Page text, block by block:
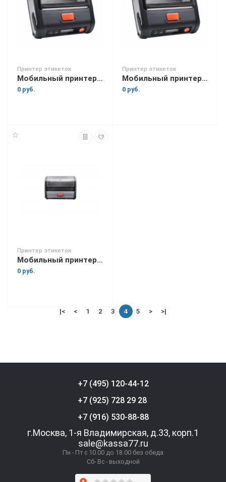
Принтер этикеток
Мобильный принтер этикеток Urovo K219
0 руб.
Принтер этикеток
Мобильный принтер этикеток Urovo K319
0 руб.
Принтер этикеток
Мобильный принтер этикеток Urovo K419B
0 руб.
|< < 1 2 3 4 5 > >|
+7 (495) 120-44-12
+7 (925) 728 29 28
+7 (916) 530-88-88
г.Москва, 1-я Владимирская, д.33, корп.1
sale@kassa77.ru
Пн - Пт с 10.00 до 18.00 без обеда
Сб- Вс - выходной